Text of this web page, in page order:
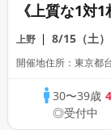
《上質な1対
室》《飲み
JAPAN主催》
上野 8/15（土）
30〜39歳
◎受付中